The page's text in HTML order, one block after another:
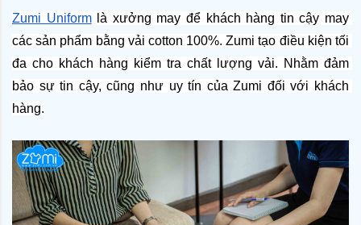
Zumi Uniform là xưởng may để khách hàng tin cậy may
các sản phẩm bằng vải cotton 100%. Zumi tạo điều kiện tối
đa cho khách hàng kiểm tra chất lượng vải. Nhằm đảm
bảo sự tin cậy, cũng như uy tín của Zumi đối với khách
hàng.